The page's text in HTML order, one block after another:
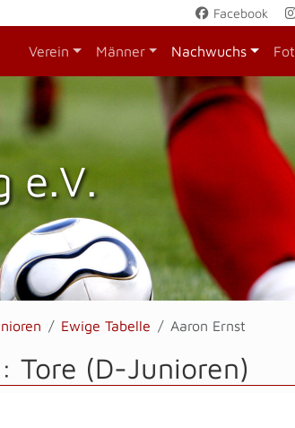
Facebook
Verein Männer Nachwuchs
e.V.
Ewige Tabelle Aaron Ernst
Tore (D-Junioren)